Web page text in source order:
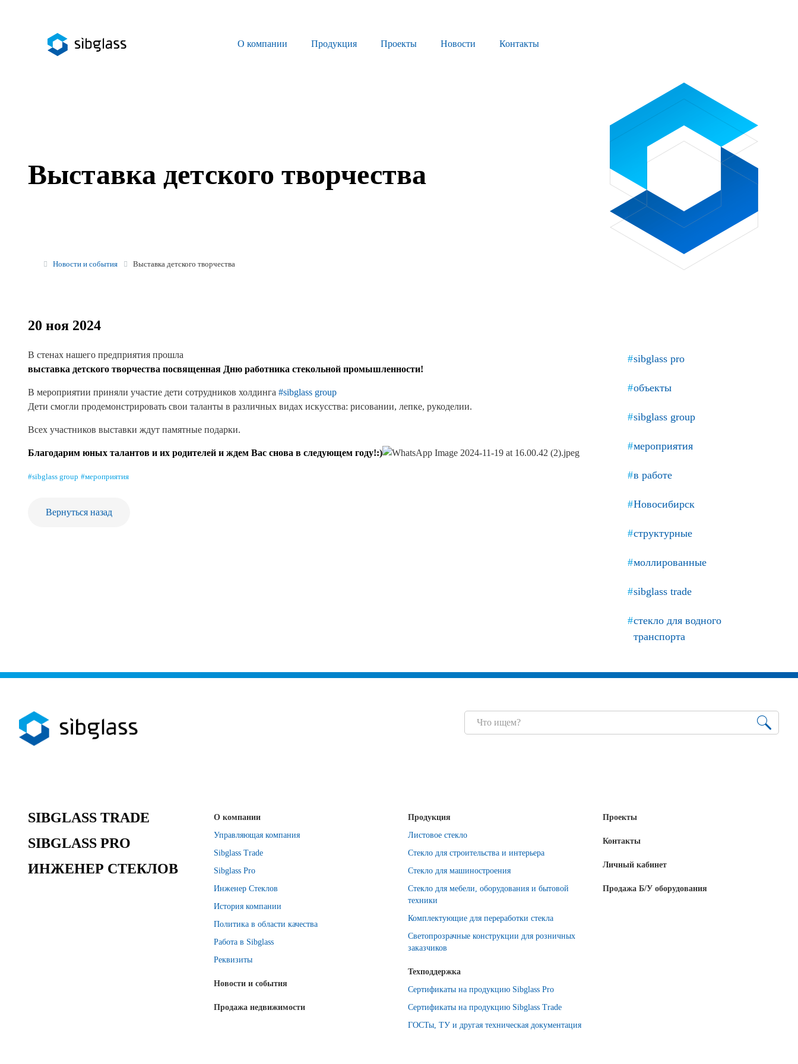
О компании Продукция Проекты Новости Контакты
Инженер Стеклов Стекло для мебели, оборудования и бытовой техники
Контакты
Личный кабинет
Выставка детского творчества
Новости и события Выставка детского творчества
20 ноя 2024
В стенах нашего предприятия прошла
выставка детского творчества посвященная Дню работника стекольной промышленности!
В мероприятии приняли участие дети сотрудников холдинга #sibglass group
Дети смогли продемонстрировать свои таланты в различных видах искусства: рисовании, лепке, рукоделии.
Всех участников выставки ждут памятные подарки.
Благодарим юных талантов и их родителей и ждем Вас снова в следующем году!:)
#sibglass group #мероприятия
Вернуться назад
sibglass pro
объекты
sibglass group
мероприятия
в работе
Новосибирск
структурные
моллированные
sibglass trade
стекло для водного
транспорта
SIBGLASS TRADE
SIBGLASS PRO
ИНЖЕНЕР СТЕКЛОВ
О компании
Управляющая компания
Sibglass Trade
Sibglass Pro
Инженер Стеклов
История компании
Политика в области качества
Работа в Sibglass
Реквизиты
Новости и события
Продажа недвижимости
Продукция
Листовое стекло
Стекло для строительства и интерьера
Стекло для машиностроения
Стекло для мебели, оборудования и бытовой
техники
Комплектующие для переработки стекла
Светопрозрачные конструкции для розничных
заказчиков
Техподдержка
Сертификаты на продукцию Sibglass Pro
Сертификаты на продукцию Sibglass Trade
ГОСТы, ТУ и другая техническая документация
Проекты
Контакты
Личный кабинет
Продажа Б/У оборудования